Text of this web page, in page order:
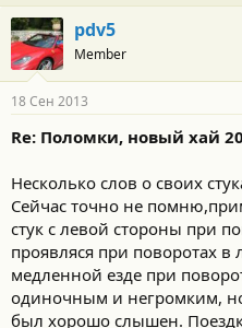
pdv5
Member
18 Сен 2013
Re: Поломки, новый хай
Несколько слов о своих
Сейчас точно не
стук с левой стороны при
проявляся при поворотах в
медленной езде при
одиночным и негромким,
был хорошо слышен.